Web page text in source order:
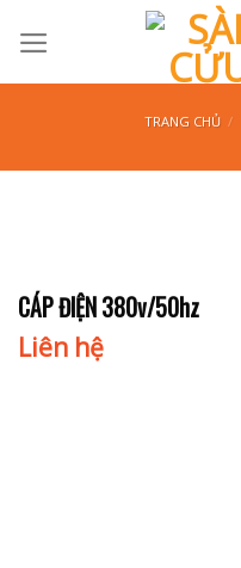
TRANG CHỦ /
CÁP ĐIỆN 380v/50hz
Liên hệ